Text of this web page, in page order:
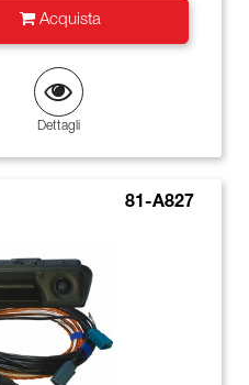
Acquista
Dettagli
81-A827